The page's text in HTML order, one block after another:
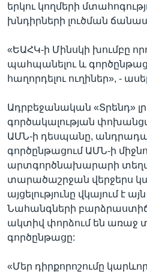
երկու կողմերի
խնդիրների լուծման
«ԵԱՀԿ-ի Մինսկի խումբը
պահպանելու և
հաղորդելու ուղիներ», -
Ադրբեջանական «Տրենդ»
գործակալության
ԱՄՆ-ի դեսպանը,
գործընթացում ԱՄՆ-ի
արտգործնախարարի
տարածաշրջան վերջերս
այցելությունը վկայում է
Նահանգների
ակտիվ փորձում են առաջ
գործընթացը:
«Մեր դիրքորոշումը